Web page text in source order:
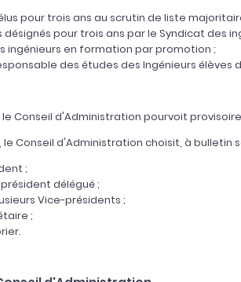
pour trois ans au scrutin de liste
pour trois ans par le Syndicat des
ingénieurs en formation par promotion ;
des études des Ingénieurs
le Conseil d'Administration pourvoit
le Conseil d'Administration choisit, à
;
délégué ;
Vice-présidents ;
;